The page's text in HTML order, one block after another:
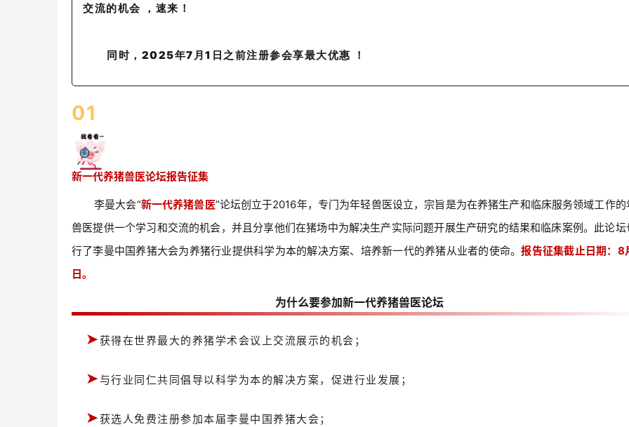
交流的机会 ，速来！
同时，2025年7月1日之前注册参会享最大优惠 ！
01
新一代养猪兽医论坛报告征集
李曼大会“新一代养猪兽医”论坛创立于2016年，专门为年轻兽医设立，宗旨是为在养猪生产和临床服务领域工作的
兽医提供一个学习和交流的机会，并且分享他们在猪场中为解决生产实际问题开展生产研究的结果和临床案例。此论坛
行了李曼中国养猪大会为养猪行业提供科学为本的解决方案、培养新一代的养猪从业者的使命。报告征集截止日期：8
日。
为什么要参加新一代养猪兽医论坛
➤获得在世界最大的养猪学术会议上交流展示的机会；
➤与行业同仁共同倡导以科学为本的解决方案，促进行业发展；
➤获选人免费注册参加本届李曼中国养猪大会；